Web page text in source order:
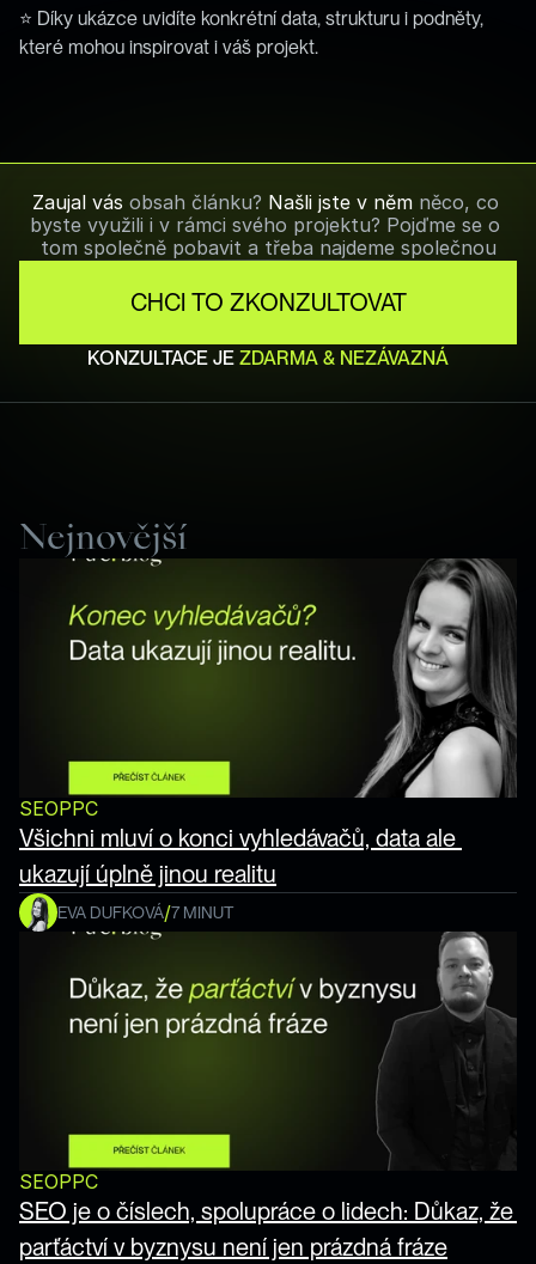
⭐ Díky ukázce uvidíte konkrétní data, strukturu i podněty,
které mohou inspirovat i váš projekt.
Zaujal vás obsah článku? Našli jste v něm něco, co
byste využili i v rámci svého projektu? Pojďme se o
tom společně pobavit a třeba najdeme společnou
CHCI TO ZKONZULTOVAT
KONZULTACE JE ZDARMA & NEZÁVAZNÁ
Nejnovější
SEOPPC
Všichni mluví o konci vyhledávačů, data ale
ukazují úplně jinou realitu
EVA DUFKOVÁ/7 MINUT
SEOPPC
SEO je o číslech, spolupráce o lidech: Důkaz, že
parťáctví v byznysu není jen prázdná fráze